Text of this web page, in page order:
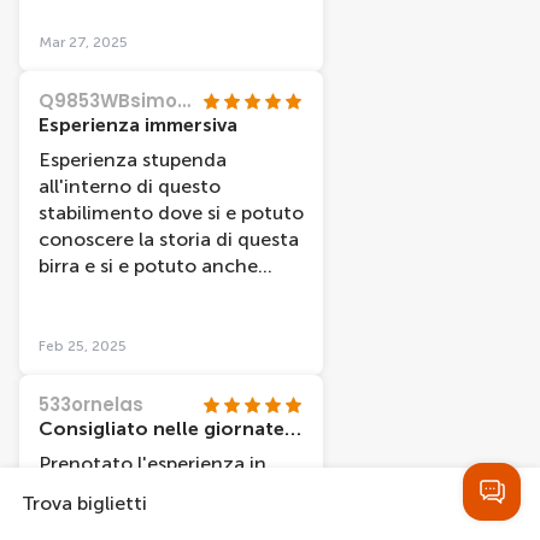
degustazione.
fine del percorso
Mar 27, 2025
Q9853WBsimonem
Esperienza immersiva
Esperienza stupenda
all'interno di questo
stabilimento dove si e potuto
conoscere la storia di questa
birra e si e potuto anche
Feb 25, 2025
533ornelas
Consigliato nelle giornate col brutto tempo
Prenotato l'esperienza in
altro una delle tante nella
Trova biglietti